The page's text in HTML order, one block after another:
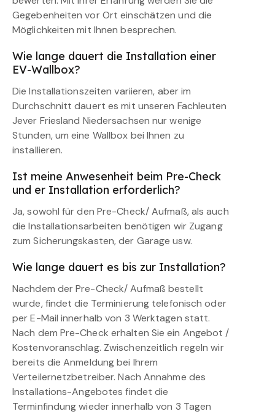
Gegebenheiten vor Ort einschätzen und die
Möglichkeiten mit Ihnen besprechen.
Wie lange dauert die Installation einer
EV-Wallbox?
Die Installationszeiten variieren, aber im
Durchschnitt dauert es mit unseren Fachleuten
Jever Friesland Niedersachsen nur wenige
Stunden, um eine Wallbox bei Ihnen zu
installieren.
Ist meine Anwesenheit beim Pre-Check
und er Installation erforderlich?
Ja, sowohl für den Pre-Check/ Aufmaß, als auch
die Installationsarbeiten benötigen wir Zugang
zum Sicherungskasten, der Garage usw.
Wie lange dauert es bis zur Installation?
Nachdem der Pre-Check/ Aufmaß bestellt
wurde, findet die Terminierung telefonisch oder
per E-Mail innerhalb von 3 Werktagen statt.
Nach dem Pre-Check erhalten Sie ein Angebot /
Kostenvoranschlag. Zwischenzeitlich regeln wir
bereits die Anmeldung bei Ihrem
Verteilernetzbetreiber. Nach Annahme des
Installations-Angebotes findet die
Terminfindung wieder innerhalb von 3 Tagen